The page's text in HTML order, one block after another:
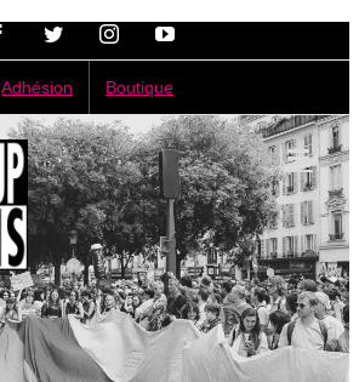
FacebookTwitterInstagramYouTube
Adhésion Boutique